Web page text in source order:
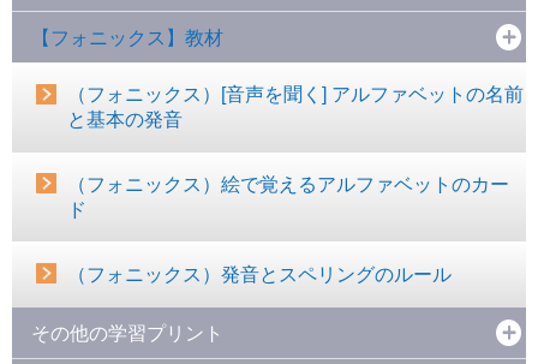
【フォニックス】教材
（フォニックス）[音声を聞く] アルファベットの名前
と基本の発音
（フォニックス）絵で覚えるアルファベットのカー
ド
（フォニックス）発音とスペリングのルール
その他の学習プリント